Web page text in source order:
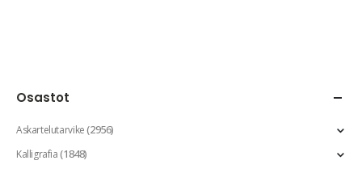
Osastot
Askartelutarvike(2956)
Kalligrafia(1848)